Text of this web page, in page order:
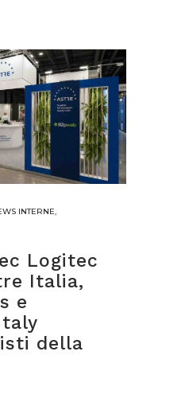
INTERNE,
Logitec
Italia,
e
della